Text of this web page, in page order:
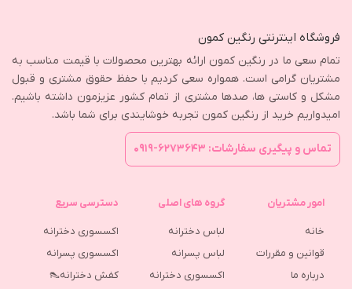
فروشگاه اینترنتی رنگین کمون
تمام سعی ما در رنگین کمون ارائه بهترین محصولات با قیمت مناسب به
مشتریان گرامی است. همواره سعی کردیم با حفظ حقوق مشتری و قبول
مشکل و کاستی ها، صدها مشتری از تمام کشور عزیزمون داشته باشیم.
امیدواریم خرید از رنگین کمون تجربه خوشایندی برای شما باشد.
تماس و پیگیری سفارشات: ۶۲۷۳۶۴۳-۰۹۱۹
امور مشتریان
خانه
قوانین و مقررات
درباره ما
گروه های اصلی
لباس دخترانه
لباس پسرانه
اکسسوری دخترانه
دسترسی سریع
اکسسوری دخترانه
اکسسوری پسرانه
کفش دخترانه👠